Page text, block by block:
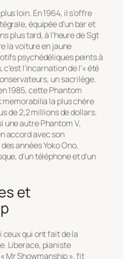
loin. En 1964, il s’offre
équipée d’un bar et
plus tard, à l’heure deSgt
la voiture en jaune
psychédéliques peints à
l’incarnation de l’« été
un sacrilège.
1985, cette Phantom
la plus chère
de 2,2 millions de dollars.
une autre Phantom V,
accord avec son
années Yoko Ono,
d’un téléphone et d’un
et
qui ont fait de la
Liberace, pianiste
Mr Showmanship », fit